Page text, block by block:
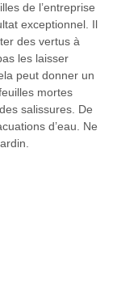
de l’entreprise
exceptionnel. Il
des vertus à
les laisser
peut donner un
mortes
salissures. De
d’eau. Ne